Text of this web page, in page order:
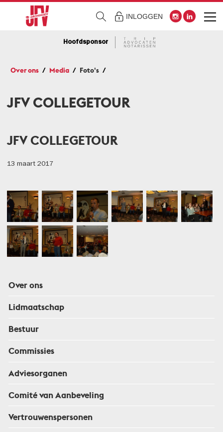
INLOGGEN
Hoofdsponsor
Over ons Media Foto's
Over ons
Lidmaatschap
Bestuur
Commissies
Adviesorganen
Comité van Aanbeveling
Vertrouwenspersonen
JFV COLLEGETOUR
JFV COLLEGETOUR
13 maart 2017